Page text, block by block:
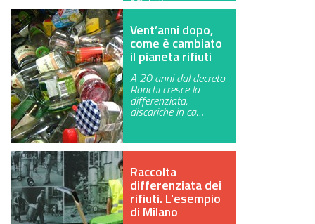
GLOCAL
ECO-EVENTI
ECOINCENTRIAMOCI
Vent’anni dopo,
come è cambiato
il pianeta rifiuti
A 20 anni dal decreto
Ronchi cresce la
differenziata,
discariche in ca…
Raccolta
differenziata dei
rifiuti. L'esempio
di Milano